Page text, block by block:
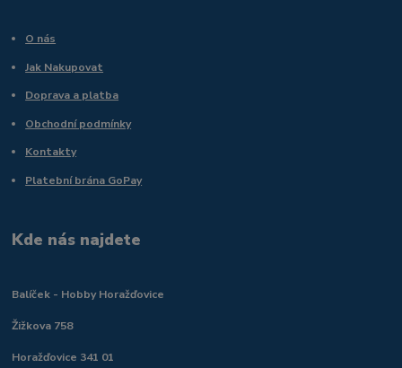
O nás
Jak Nakupovat
Doprava a platba
Obchodní podmínky
Kontakty
Platební brána GoPay
Kde nás najdete
Balíček - Hobby Horažďovice
Žižkova 758
Horažďovice 341 01